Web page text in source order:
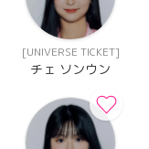
[UNIVERSE TICKET]
チェ ソンウン